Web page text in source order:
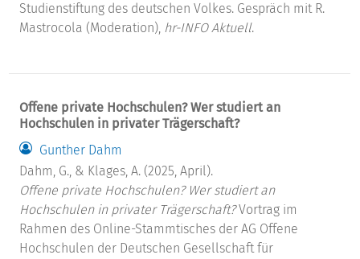
Studienstiftung des deutschen Volkes. Gespräch mit R.
Mastrocola (Moderation), hr-INFO Aktuell.
Offene private Hochschulen? Wer studiert an
Hochschulen in privater Trägerschaft?
Gunther Dahm
Dahm, G., & Klages, A. (2025, April).
Offene private Hochschulen? Wer studiert an
Hochschulen in privater Trägerschaft?Vortrag im
Rahmen des Online-Stammtisches der AG Offene
Hochschulen der Deutschen Gesellschaft für